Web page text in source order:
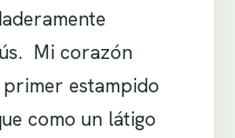
Mi corazón
estampido
como un látigo